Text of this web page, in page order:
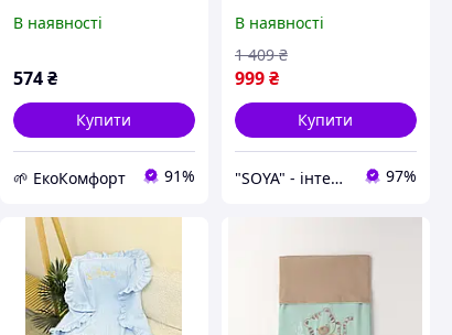
В наявності
574 ₴
Купити
🌱 ЕкоКомфорт 91%
см з 100% бавовни
В наявності
999₴
1 409 ₴
Купити
"SOYA" - інтернет-магазин 97%